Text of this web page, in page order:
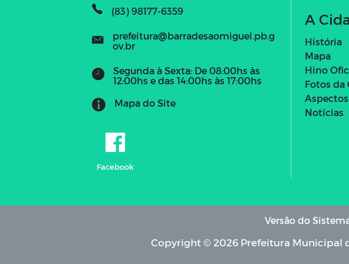
(83) 98177-6359
prefeitura@barradesaomiguel.pb.g
ov.br
Segunda à Sexta: De 08:00hs às
12:00hs e das 14:00hs às 17:00hs
Mapa do Site
Facebook
A
História
Mapa
Hino
Fotos da
Notícias
Versão do
Copyright © 2026 Prefeitura Municipal